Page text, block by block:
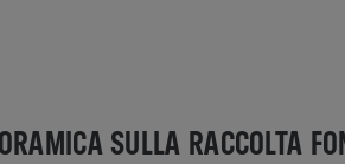
SULLA RACCOLTA